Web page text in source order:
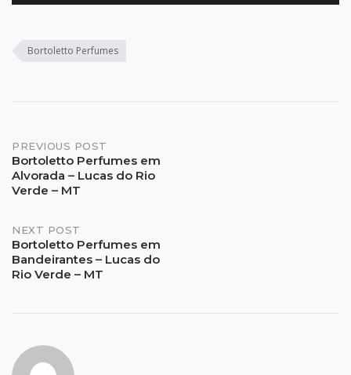
Bortoletto Perfumes
Post
navigation
PREVIOUS POST
Bortoletto Perfumes em
Alvorada – Lucas do Rio
Verde – MT
NEXT POST
Bortoletto Perfumes em
Bandeirantes – Lucas do
Rio Verde – MT